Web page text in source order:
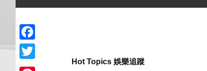
Facebook
Twitter
Hot Topics 娛樂追蹤